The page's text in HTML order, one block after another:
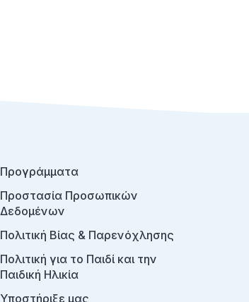
Προγράμματα
Προστασία Προσωπικών
Δεδομένων
Πολιτική Βίας & Παρενόχλησης
Πολιτική για το Παιδί και την
Παιδική Ηλικία
Υποστήριξε μας